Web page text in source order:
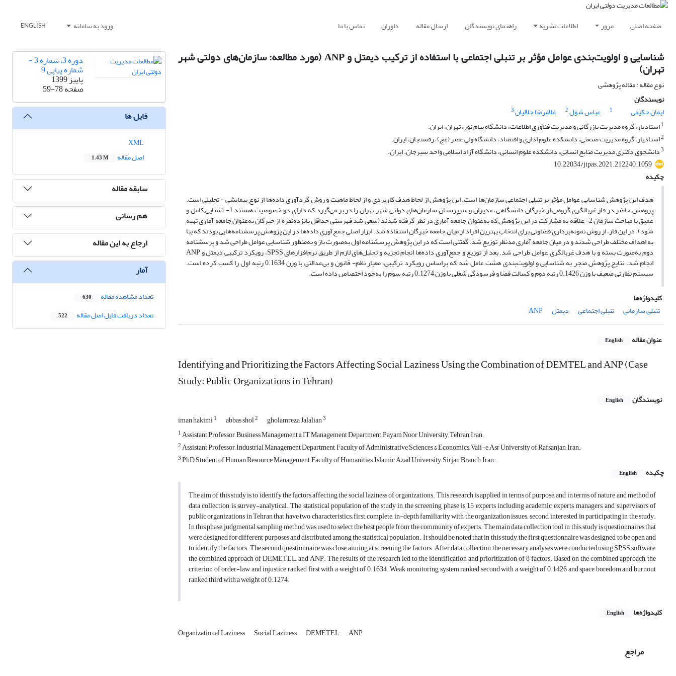
صفحه اصلی مرور اطلاعات نشریه راهنمای نویسندگان ارسال مقاله داوران تماس با ما ورود به سامانه ENGLISH
شناسایی و اولویت‌بندی عوامل مؤثر بر تنبلی اجتماعی با استفاده از ترکیب دیمتل و ANP (‌مورد مطالعه: سازمان‌های دولتی شهر
تهران)
نوع مقاله : مقاله پژوهشی
نویسندگان
ایمان حکیمی
1 عباس شول2 غلامرضا جلالیان3
1استادیار، گروه مدیریت بازرگانی و مدیریت فنآوری اطلاعات، دانشگاه پیام نور، تهران، ایران.
2استادیار، گروه مدیریت صنعتی، دانشکده علوم اداری و اقتصاد، دانشگاه ولی عصر (عج)، رفسنجان، ایران.
3دانشجوی دکتری مدیریت منابع انسانی، دانشکده علوم انسانی، دانشگاه آزاد اسلامی واحد سیرجان. ایران.
10.22034/jipas.2021.212240.1059
چکیده
هدف این پژوهش شناسایی عوامل مؤثر بر تنبلی اجتماعی سازمان‌ها است‌. این پژوهش از لحاظ هدف کاربردی و از لحاظ ماهیت و روش گردآوری داده‌ها از نوع پیمایشی - تحلیلی است‌.
پژوهش‌ حاضر در فاز غربالگری گروهی از خبرگان دانشگاهی، مدیران و سرپرستان سازمان‌های دولتی شهر تهران را در بر می‌گیرد که دارای دو خصوصیت هستند 1- آشنایی کامل و
عمیق با مباحث سازمان 2- علاقه به مشارکت در این پژوهش که‎ به‌عنوان جامعه آماری در نظر گرفته شدند (سعی شد فهرستی حداقل پانزده‌‌نفره از خبرگان به‌عنوان جامعه آماری تهیه
شود). در این فاز، از روش نمونه‌برداری قضاوتی برای‌ انتخاب بهترین افراد از میان جامعه خبرگان استفاده شد. ابزار اصلی جمع‌آوری داده‌ها در این پژوهش‌ پرسشنامه‌هایی بودند که بنا
به اهداف مختلف طراحی شدند و در میان جامعه آماری مدنظر توزیع شد. گفتنی است که در این پژوهش‌ پرسشنامه اول به‌صورت باز و به‌منظور شناسایی عوامل طراحی شد و پرسشنامه
دوم به‌صورت بسته و با هدف غربالگری عوامل طراحی شد. بعد از توزیع و جمع‌آوری داده‌ها انجام تجزیه و تحلیل‌های لازم‌ از طریق نرم‌افزار‌های SPSS، رویکرد ترکیبی دیمتل و ANP
انجام شد. نتایج پژوهش‌ منجر به شناسایی و اولویت‌بندی هشت‌ عامل شد که براساس رویکرد ترکیبی، معیار نظم- قانون و بی‌عدالتی با وزن 0.1634 رتبه اول را کسب کرده است.
سیستم نظارتی ضعیف با وزن 0.1426 رتبه دوم و کسالت فضا و فرسودگی شغلی با وزن 0.1274 رتبه سوم را به‌خود اختصاص داده است.
کلیدواژه‌ها
تنبلی سازمانی
تنبلی اجتماعی دیمتل ANP
عنوان مقاله English
Identifying and Prioritizing the Factors Affecting Social Laziness Using the Combination of DEMTEL and ANP (Case
Study: Public Organizations in Tehran)
نویسندگان English
iman hakimi1 abbas shol2 gholamreza Jalalian3
1Assistant Professor, Business Management & IT Management Department, Payam Noor University, Tehran, Iran.
2Assistant Professor, Industrial Management Department, Faculty of Administrative Sciences & Economics, Vali-e Asr University of Rafsanjan, Iran.
3PhD Student of Human Resource Management, Faculty of Humanities, Islamic Azad University, Sirjan Branch, Iran.
چکیده
English
The aim of this study is to identify the factors affecting the social laziness of organizations. This research is applied in terms of purpose, and in terms of nature and method of
data collection is survey-analytical. The statistical population of the study in the screening phase is 15 experts including academic experts, managers, and supervisors of
public organizations in Tehran that have two characteristics; first, complete, in-depth familiarity with the organization issues; second, interested in participating in the study.
In this phase, judgmental sampling method was used to select the best people from the community of experts. The main data collection tool in this study is questionnaires that
were designed for different purposes and distributed among the statistical population. It should be noted that in this study, the first questionnaire was designed to be open and
to identify the factors. The second questionnaire was close, aiming at screening the factors. After data collection, the necessary analyses were conducted using SPSS software,
the combined approach of DEMETEL, and ANP. The results of the research led to the identification and prioritization of 8 factors. Based on the combined approach, the
criterion of order-law and injustice ranked first with a weight of 0.1634. Weak monitoring system ranked second with a weight of 0.1426 and space boredom and burnout
ranked third with a weight of 0.1274.
کلیدواژه‌ها English
Organizational Laziness Social Laziness DEMETEL ANP
مراجع
دوره 3، شماره 3 -
شماره پیاپی 9
پاییز 1399
صفحه59-78
فایل ها
اصل مقاله
1.43 M
سابقه مقاله
هم رسانی
ارجاع به این مقاله
آمار
تعداد مشاهده مقاله 630
تعداد دریافت فایل اصل مقاله 522